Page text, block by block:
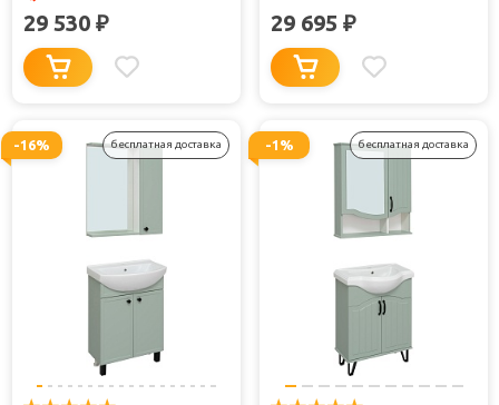
29 530 ₽ 29 695 ₽
-16% бесплатная доставка -1% бесплатная доставка